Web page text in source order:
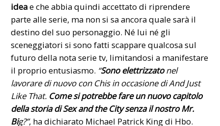
ideae che abbia quindi accettato di riprendere
parte alle serie, ma non si sa ancora quale sarà il
destino del suo personaggio. Né lui né gli
sceneggiatori si sono fatti scappare qualcosa sul
futuro della nota serie tv, limitandosi a manifestare
il proprio entusiasmo. “Sono elettrizzatonel
lavorare di nuovo con Chis in occasione di And Just
Like That. Come si potrebbe fare un nuovo capitolo
della storia di Sex and the City senza il nostro Mr.
Big?”, ha dichiarato Michael Patrick King di Hbo.